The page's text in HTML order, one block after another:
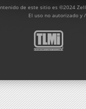
de este sitio es ©2024
El uso no autorizado y